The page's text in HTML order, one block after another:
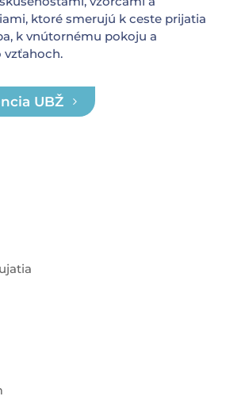
ktoré smerujú k ceste prijatia
k vnútornému pokoju a
vzťahoch.
UBŽ